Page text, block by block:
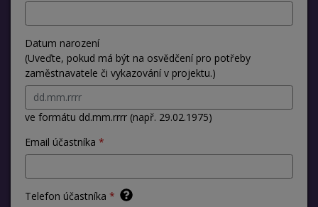
Datum narození
(Uveďte, pokud má být na osvědčení pro potřeby
zaměstnavatele či vykazování v projektu.)
ve formátu dd.mm.rrrr (např. 29.02.1975)
Email účastníka
Telefon účastníka